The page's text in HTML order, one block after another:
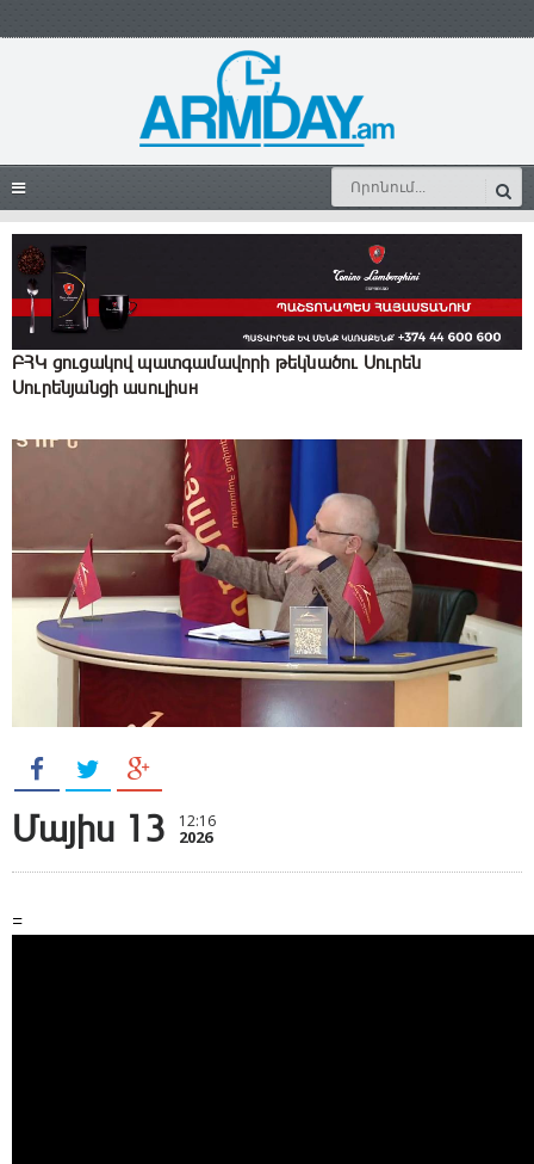
ԲՀԿ ցուցակով պատգամավորի թեկնածու Սուրեն
Սուրենյանցի ասուլիսн
Մայիս 13 12:16
2026
=